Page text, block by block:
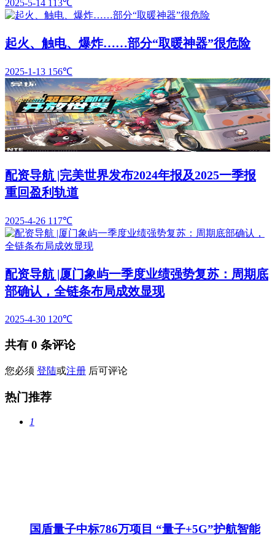
2025-5-14 113℃
起火、触电、爆炸……部分“取暖神器”很危险
2025-1-13 156℃
配资导航 |完美世界发布2024年报及2025一季报
重回盈利轨道
2025-4-26 117℃
配资导航 |厦门象屿一季度业绩强势复苏：周期底
部确认，全链条布局成效显现
2025-4-30 120℃
共有 0 条评论
您必须 登陆或注册 后可评论
热门推荐
1
国盾量子中标786万项目 “量子+5G”护航智能